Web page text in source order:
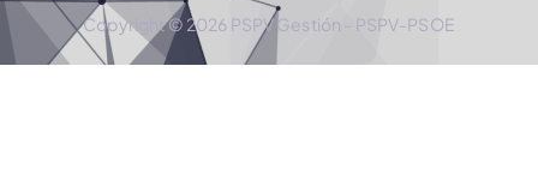
Copyright © 2026 PSPV Gestión - PSPV-PSOE